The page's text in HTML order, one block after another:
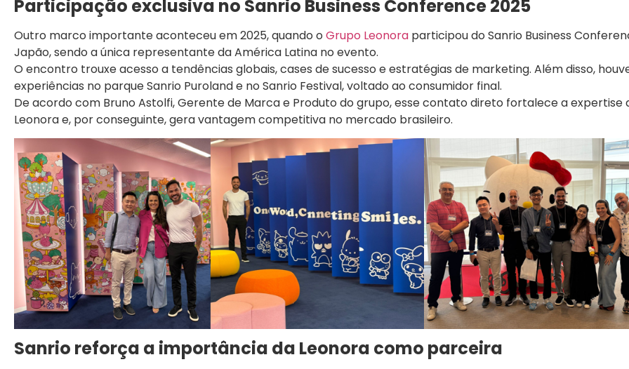
Participação exclusiva no Sanrio Business Conference 2025
Outro marco importante aconteceu em 2025, quando o Grupo Leonora participou do Sanrio Business
Japão, sendo a única representante da América Latina no evento.
O encontro trouxe acesso a tendências globais, cases de sucesso e estratégias de marketing. Além disso,
experiências no parque Sanrio Puroland e no Sanrio Festival, voltado ao consumidor final.
De acordo com Bruno Astolfi, Gerente de Marca e Produto do grupo, esse contato direto fortalece a expertise
Leonora e, por conseguinte, gera vantagem competitiva no mercado brasileiro.
Sanrio reforça a importância da Leonora como parceira